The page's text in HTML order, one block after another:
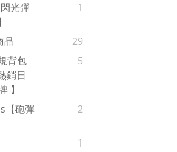
光彈
1
品
29
背包
銷日
】
5
【砲彈
2
1